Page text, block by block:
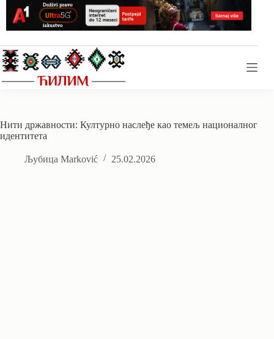
content
Нити државности: Културно наслеђе као темељ националног
идентитета
Љубица Marković 25.02.2026